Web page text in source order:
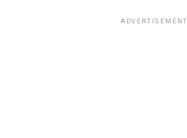
ADVERTISEMENT